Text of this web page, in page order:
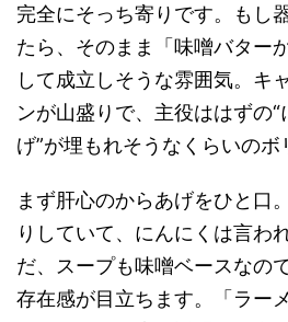
完全にそっち寄りです。もし
たら、そのまま「味噌バター
して成立しそうな雰囲気。キ
ンが山盛りで、主役ははずの
げ”が埋もれそうなくらいのボ
まず肝心のからあげをひと口
りしていて、にんにくは言わ
だ、スープも味噌ベースなの
存在感が目立ちます。「ラー